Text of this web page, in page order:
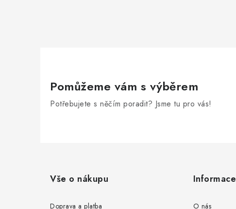
Pomůžeme vám s výběrem
Potřebujete s něčím poradit? Jsme tu pro vás!
Vše o nákupu
Doprava a platba O nás